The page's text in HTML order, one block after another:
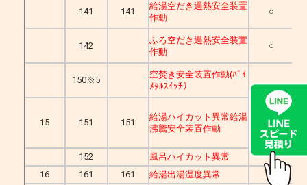
141 141
給湯空だき過熱安全装置
作動
○
142
ふろ空だき過熱安全装置
作動
○
150※5
空焚き安全装置作動(ﾊﾞｲ
ﾒﾀﾙｽｲｯﾁ）
15 151 151
給湯ハイカット異常給湯
沸騰安全装置作動
152
風呂ハイカット異常
16
161 161 給湯出湯温度異常 ○